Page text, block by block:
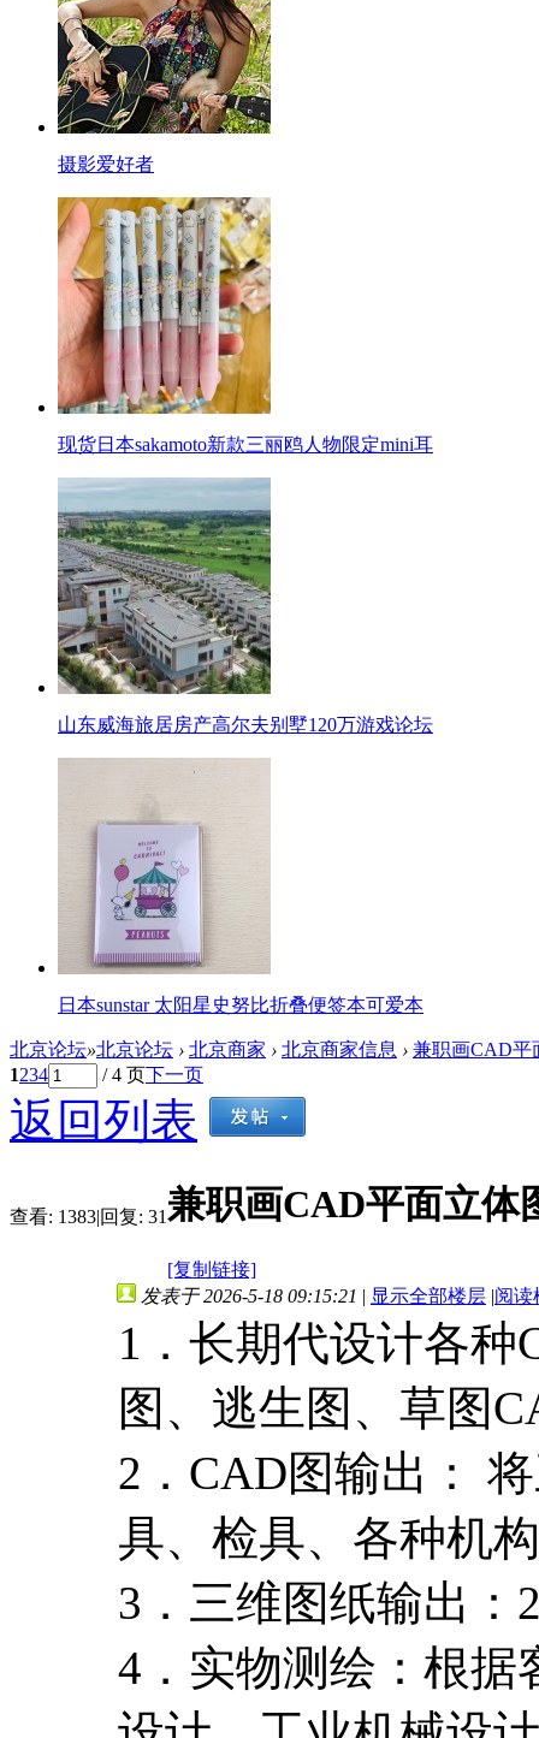
摄影爱好者
现货日本sakamoto新款三丽鸥人物限定mini耳
山东威海旅居房产高尔夫别墅120万游戏论坛
日本sunstar 太阳星史努比折叠便签本可爱本
北京论坛»北京论坛 › 北京商家 › 北京商家信息 › 兼职画CAD平
1234 / 4 页下一页
返回列表
查看: 1383|回复: 31 兼职画CAD平面立体
[复制链接]
发表于 2026-5-18 09:15:21 | 显示全部楼层 |阅读
1．长期代设计各
图、逃生图、草图
2．CAD图输出：
具、检具、各种机
3．三维图纸输出：
4．实物测绘：根据